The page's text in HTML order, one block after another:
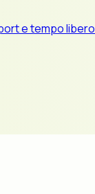
e tempo libero